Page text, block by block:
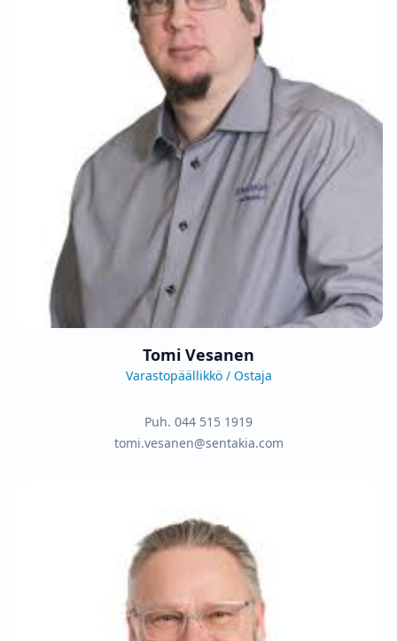
Tomi Vesanen
Varastopäällikkö / Ostaja
Puh. 044 515 1919
tomi.vesanen@sentakia.com